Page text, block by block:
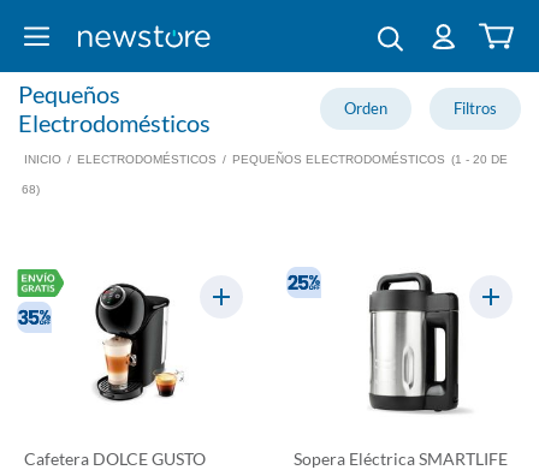
Pequeños
Electrodomésticos
INICIO / ELECTRODOMÉSTICOS / PEQUEÑOS ELECTRODOMÉSTICOS (1 - 20 DE
68)
Cafetera DOLCE GUSTO
Sopera Eléctrica SMARTLIFE